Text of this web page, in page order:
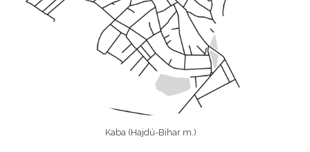
Kaba (Hajdú-Bihar m.)